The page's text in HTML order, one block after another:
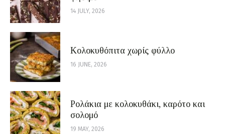
14 JULY, 2026
Κολοκυθόπιτα χωρίς φύλλο
16 JUNE, 2026
Ρολάκια με κολοκυθάκι, καρότο και
σολομό
19 MAY, 2026